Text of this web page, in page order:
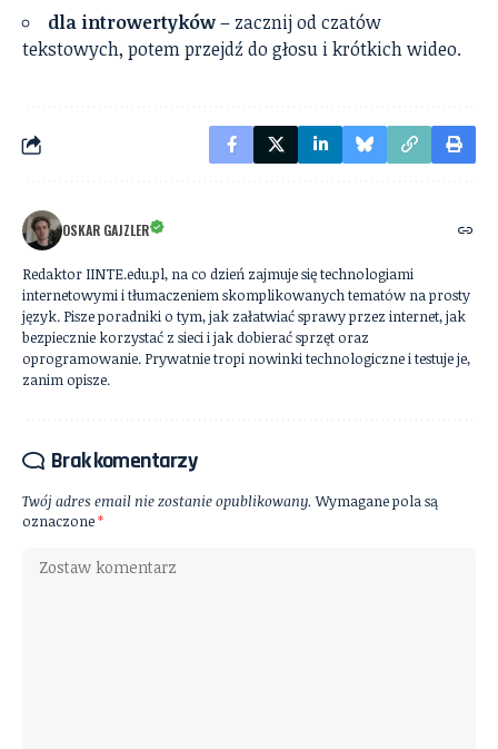
dla introwertyków– zacznij od czatów
tekstowych, potem przejdź do głosu i krótkich wideo.
OSKAR GAJZLER
Redaktor IINTE.edu.pl, na co dzień zajmuje się technologiami
internetowymi i tłumaczeniem skomplikowanych tematów na prosty
język. Pisze poradniki o tym, jak załatwiać sprawy przez internet, jak
bezpiecznie korzystać z sieci i jak dobierać sprzęt oraz
oprogramowanie. Prywatnie tropi nowinki technologiczne i testuje je,
zanim opisze.
Brak komentarzy
Twój adres email nie zostanie opublikowany. Wymagane pola są
oznaczone*